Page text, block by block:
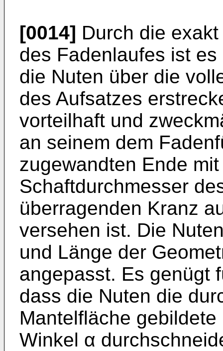
[0014] Durch die
des Fadenlaufes ist
die Nuten über die
des Aufsatzes
vorteilhaft und
an seinem dem
zugewandten Ende
Schaftdurchmesser
überragenden Kranz
versehen ist. Die
und Länge der
angepasst. Es genügt
dass die Nuten die
Mantelfläche
Winkel α